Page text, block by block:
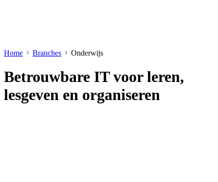
Home Branches Onderwijs
Betrouwbare IT voor leren,
lesgeven en organiseren